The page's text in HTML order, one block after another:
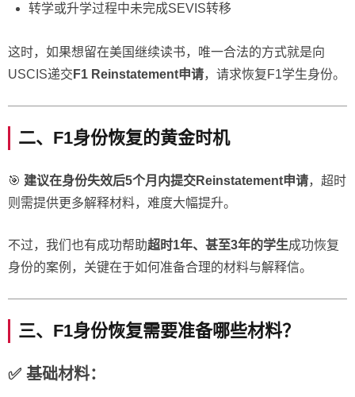
转学或升学过程中未完成SEVIS转移
这时，如果想留在美国继续读书，唯一合法的方式就是向
USCIS递交 F1 Reinstatement申请，请求恢复F1学生身份。
二、F1身份恢复的黄金时机
🎯 建议在身份失效后5个月内提交Reinstatement申请，超时
则需提供更多解释材料，难度大幅提升。
不过，我们也有成功帮助超时1年、甚至3年的学生成功恢复
身份的案例，关键在于如何准备合理的材料与解释信。
三、F1身份恢复需要准备哪些材料？
✅ 基础材料：